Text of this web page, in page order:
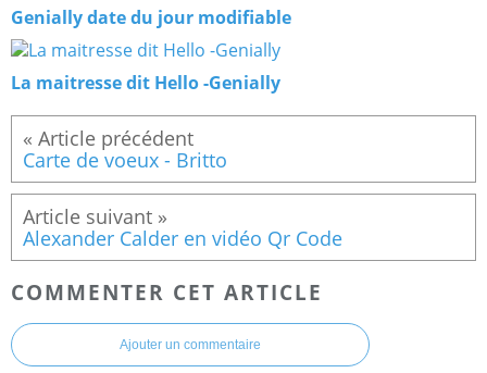
Genially date du jour modifiable
La maitresse dit Hello -Genially
Carte de voeux - Britto
Alexander Calder en vidéo Qr Code
COMMENTER CET ARTICLE
Ajouter un commentaire